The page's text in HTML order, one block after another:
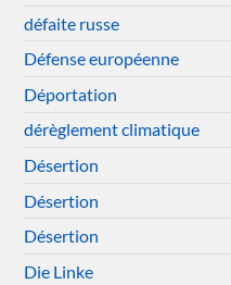
défaite russe
Défense européenne
Déportation
dérèglement climatique
Désertion
Désertion
Désertion
Die Linke